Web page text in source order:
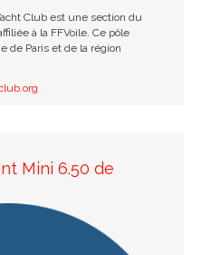
Club est une section du
à la FFVoile. Ce pôle
de Paris et de la région
Mini 6.50 de